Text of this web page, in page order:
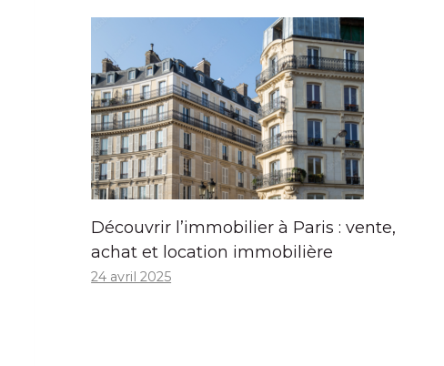
Découvrir l’immobilier à Paris : vente,
achat et location immobilière
24 avril 2025